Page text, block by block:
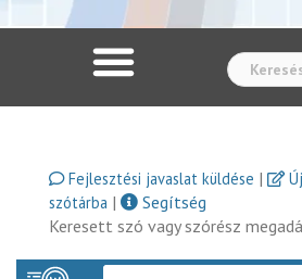
Fejlesztési javaslat küldése |
szótárba |
Segítség
Keresett szó vagy szórész